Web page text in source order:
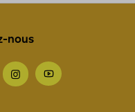
nous